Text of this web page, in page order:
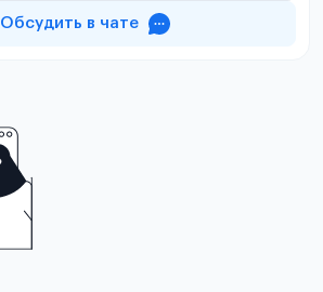
Обсудить в чате